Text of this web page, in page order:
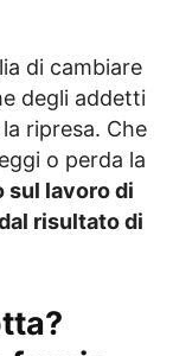
di cambiare
degli addetti
ripresa. Che
o perda la
sul lavoro di
risultato di